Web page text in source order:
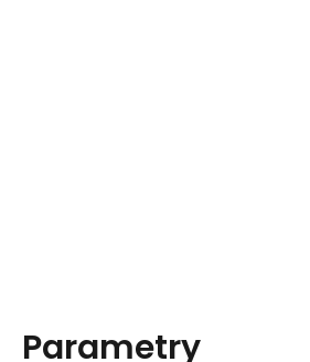
Parametry